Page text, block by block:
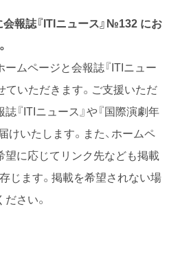
報誌『ITIニュース』№132 にお
ームページと会報誌『ITIニュー
ていただきます。ご支援いただ
『ITIニュース』や『国際演劇年
けいたします。また、ホームペ
望に応じてリンク先なども掲載
じます。掲載を希望されない場
さい。